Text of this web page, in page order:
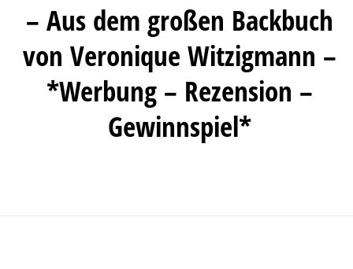
– Aus dem großen Backbuch
von Veronique Witzigmann –
*Werbung – Rezension –
Gewinnspiel*